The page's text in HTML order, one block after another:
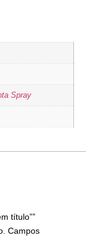
Spray
título””
Campos